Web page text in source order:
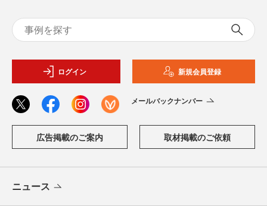
ログイン 新規会員登録
メールバックナンバー
広告掲載のご案内 取材掲載のご依頼
ニュース